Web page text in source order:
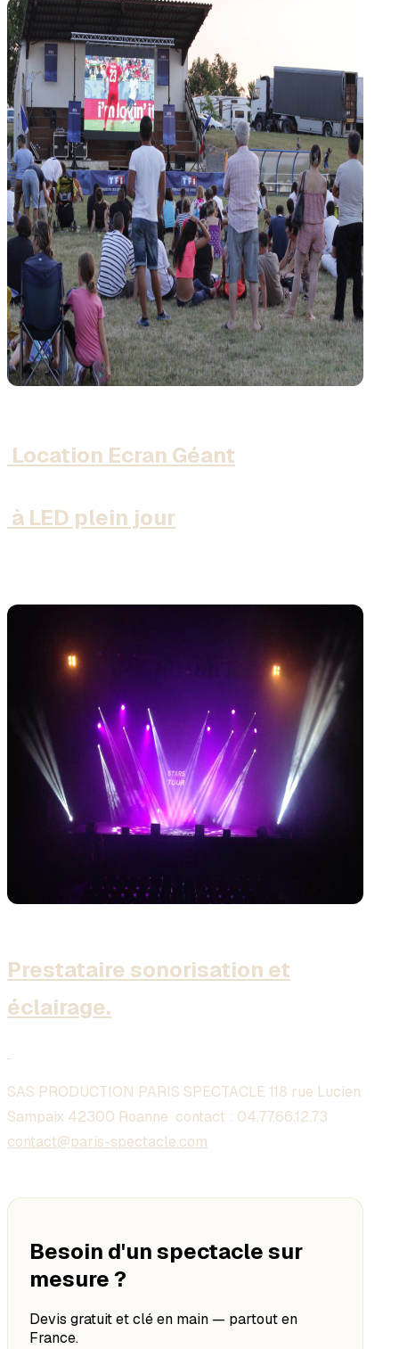
Location Ecran Géant
à LED plein jour
Prestataire sonorisation et
éclairage.
SAS PRODUCTION PARIS SPECTACLE 118 rue Lucien
Sampaix 42300 Roanne contact : 04.77.66.12.73
contact@paris-spectacle.com
Besoin d'un spectacle sur
mesure ?
Devis gratuit et clé en main — partout en
France.